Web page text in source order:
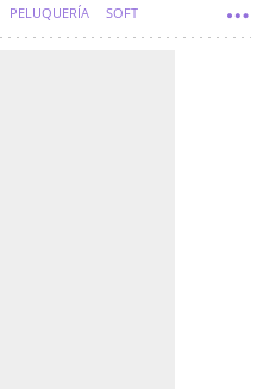
PELUQUERÍA SOFT